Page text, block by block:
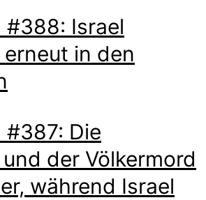
#388: Israel
in den
#387: Die
der Völkermord
während Israel